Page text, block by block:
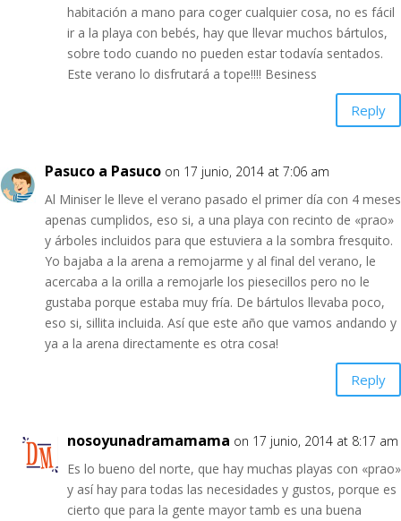
habitación a mano para coger cualquier cosa, no es fácil
ir a la playa con bebés, hay que llevar muchos bártulos,
sobre todo cuando no pueden estar todavía sentados.
Este verano lo disfrutará a tope!!!! Besiness
Reply
Pasuco a Pasuco on 17 junio, 2014 at 7:06 am
Al Miniser le lleve el verano pasado el primer día con 4 meses
apenas cumplidos, eso si, a una playa con recinto de «prao»
y árboles incluidos para que estuviera a la sombra fresquito.
Yo bajaba a la arena a remojarme y al final del verano, le
acercaba a la orilla a remojarle los piesecillos pero no le
gustaba porque estaba muy fría. De bártulos llevaba poco,
eso si, sillita incluida. Así que este año que vamos andando y
ya a la arena directamente es otra cosa!
Reply
nosoyunadramamama on 17 junio, 2014 at 8:17 am
Es lo bueno del norte, que hay muchas playas con «prao»
y así hay para todas las necesidades y gustos, porque es
cierto que para la gente mayor tamb es una buena